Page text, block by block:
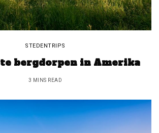
STEDENTRIPS
bergdorpen in Amerika
3 MINS READ